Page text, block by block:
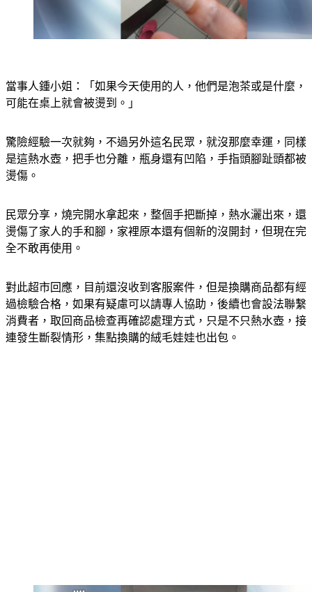
當事人鍾小姐：「如果今天使用的人，他們是泡茶或是什麼，
驚險經驗一次就夠，不過另外這名民眾，就沒那麼幸運，同樣
是這熱水壺，把手也分離，瓶身還有凹陷，手指頭腳趾頭都被
民眾分享，燒完開水拿起來，整個手把斷掉，熱水灑出來，還
燙傷了家人的手和腳，家裡原本還有個新的沒開封，但現在完
對此超市回應，目前還沒收到客服案件，但是換購商品都有經
過檢驗合格，如果有疑慮可以請專人協助，後續也會設法聯繫
消費者，取回商品檢查再確認處理方式，只是不只熱水壺，接